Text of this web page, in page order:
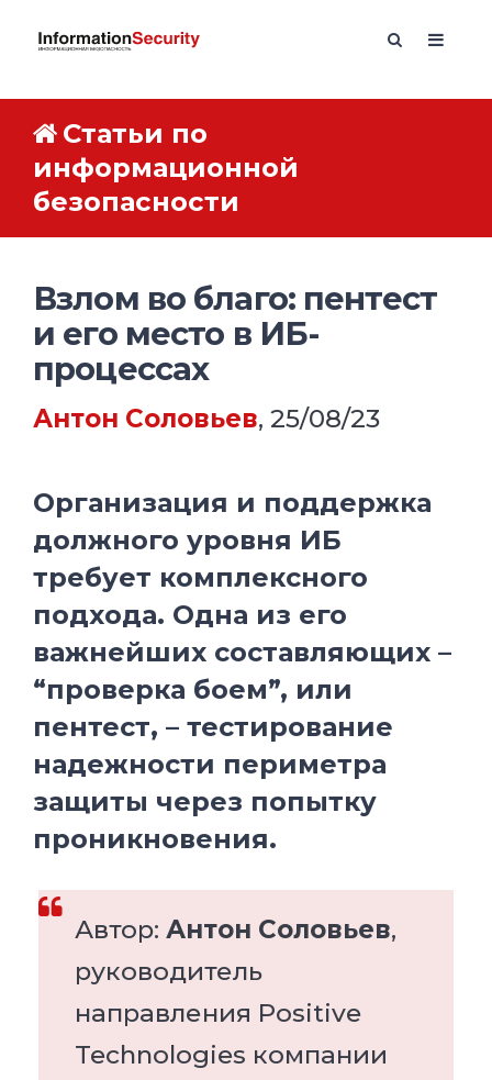
Статьи по
информационной
безопасности
Взлом во благо: пентест
и его место в ИБ-
процессах
Антон Соловьев, 25/08/23
Организация и поддержка
должного уровня ИБ
требует комплексного
подхода. Одна из его
важнейших составляющих –
“проверка боем”, или
пентест, – тестирование
надежности периметра
защиты через попытку
проникновения.
Автор: Антон Соловьев,
руководитель
направления Positive
Technologies компании